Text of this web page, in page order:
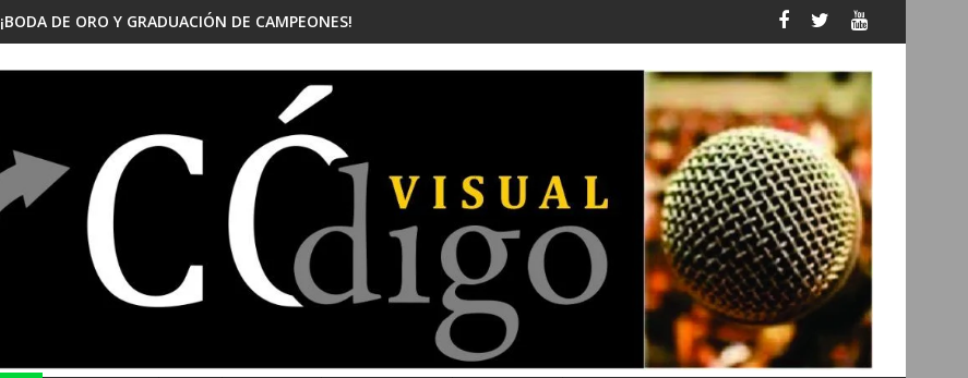
¡BODA DE ORO Y GRADUACIÓN DE CAMPEONES! CELEBRA EL CBTis No. 105 SU 50 ANIVERSARIO Y DESPIDE A MÁS DE 500